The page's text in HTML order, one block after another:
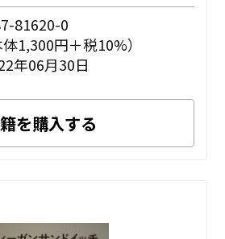
81620-0
1,300円＋税10%）
年06月30日
を購入する